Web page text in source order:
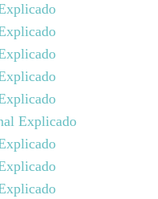
Explicado